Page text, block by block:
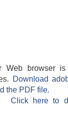
Web browser
Download
the PDF file.
Click here to